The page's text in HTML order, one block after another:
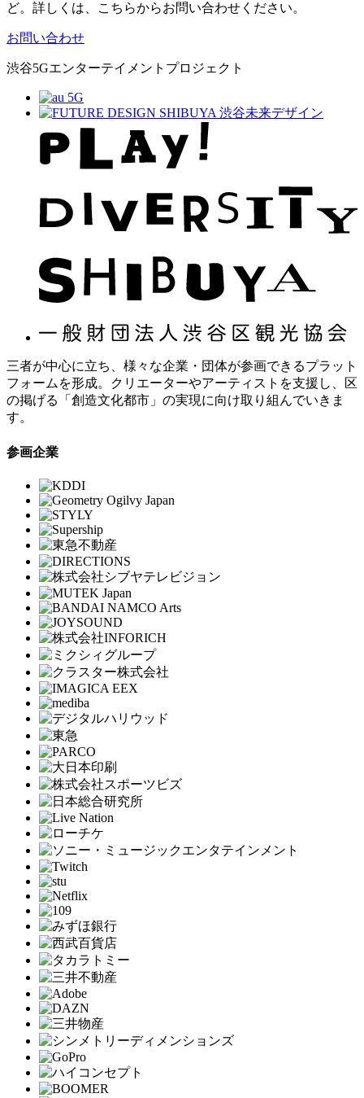
ど。詳しくは、こちらからお問い合わせください。
お問い合わせ
渋谷5Gエンターテイメントプロジェクト
三者が中心に立ち、様々な企業・団体が参画できるプラット
フォームを形成。クリエーターやアーティストを支援し、区
の掲げる「創造文化都市」の実現に向け取り組んでいきま
す。
参画企業